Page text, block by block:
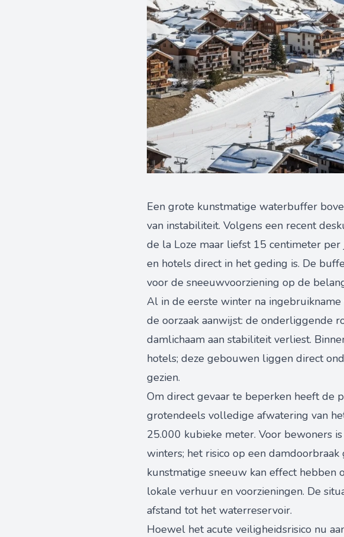
Een grote kunstmatige waterbuffer
van instabiliteit. Volgens een recent
de la Loze maar liefst 15 centimeter
en hotels direct in het geding is. De
voor de sneeuwvoorziening op de
Al in de eerste winter na
de oorzaak aanwijst: de onderliggende
damlichaam aan stabiliteit verliest.
hotels; deze gebouwen liggen direct
gezien.
Om direct gevaar te beperken heeft de
grotendeels volledige afwatering van
25.000 kubieke meter. Voor bewoners
winters; het risico op een
kunstmatige sneeuw kan effect hebben
lokale verhuur en voorzieningen. De
afstand tot het waterreservoir.
Hoewel het acute veiligheidsrisico nu